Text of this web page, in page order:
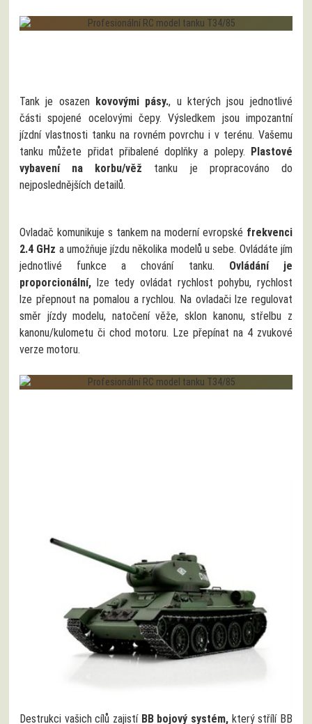
Tank je osazen kovovými pásy., u kterých jsou jednotlivé
části spojené ocelovými čepy. Výsledkem jsou impozantní
jízdní vlastnosti tanku na rovném povrchu i v terénu. Vašemu
tanku můžete přidat přibalené doplňky a polepy. Plastové
vybavení na korbu/věž tanku je propracováno do
nejposlednějších detailů.
Ovladač komunikuje s tankem na moderní evropské frekvenci
2.4 GHz a umožňuje jízdu několika modelů u sebe. Ovládáte jím
jednotlivé funkce a chování tanku. Ovládání je
proporcionální, lze tedy ovládat rychlost pohybu, rychlost
lze přepnout na pomalou a rychlou. Na ovladači lze regulovat
směr jízdy modelu, natočení věže, sklon kanonu, střelbu z
kanonu/kulometu či chod motoru. Lze přepínat na 4 zvukové
verze motoru.
Destrukci vašich cílů zajistíBB bojový systém,který střílí BB